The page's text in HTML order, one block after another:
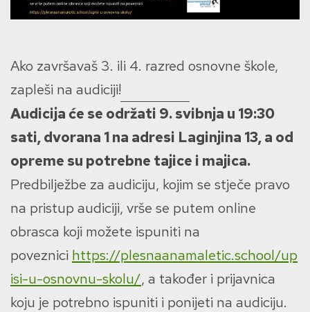
Ako završavaš 3. ili 4. razred osnovne škole,
zapleši na audiciji!
Audicija će se održati 9. svibnja u 19:30
sati, dvorana 1 na adresi Laginjina 13, a od
opreme su potrebne tajice i majica.
Predbilježbe za audiciju, kojim se stječe pravo
na pristup audiciji, vrše se putem online
obrasca koji možete ispuniti na
poveznici https://plesnaanamaletic.school/up
isi-u-osnovnu-skolu/, a također i prijavnica
koju je potrebno ispuniti i ponijeti na audiciju.